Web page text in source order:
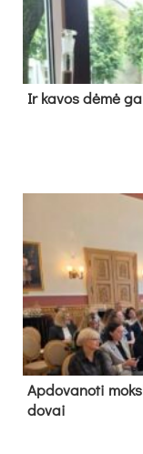
Ir ka­vos dė­mė
Ap­do­va­no­ti
do­vai